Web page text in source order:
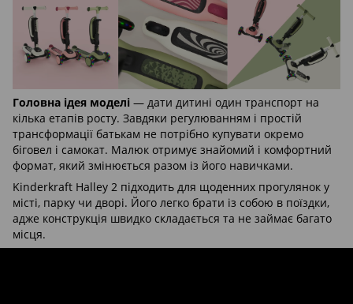
Головна ідея моделі — дати дитині один транспорт на
кілька етапів росту. Завдяки регулюванням і простій
трансформації батькам не потрібно купувати окремо
біговел і самокат. Малюк отримує знайомий і комфортний
формат, який змінюється разом із його навичками.
Kinderkraft Halley 2 підходить для щоденних прогулянок у
місті, парку чи дворі. Його легко брати із собою в поїздки,
адже конструкція швидко складається та не займає багато
місця.